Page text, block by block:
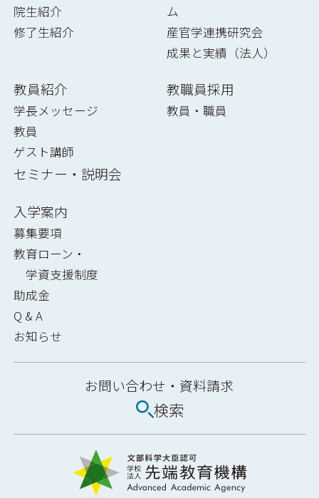
院生紹介
修了生紹介
ム
産官学連携研究会
成果と実績（法人）
教員紹介
学長メッセージ
教員
ゲスト講師
セミナー・説明会
教職員採用
教員・職員
入学案内
募集要項
教育ローン・
学資支援制度
助成金
Q & A
お知らせ
お問い合わせ・資料請求
検索